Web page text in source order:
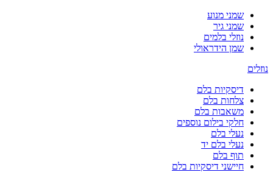
שמני מנוע
שמני גיר
נוזלי בלמים
שמן הידראולי
נוזלים
דיסקיות בלם
צלחות בלם
משאבות בלם
חלקי בילום נוספים
נעלי בלם
נעלי בלם יד
תוף בלם
חיישני דיסקיות בלם